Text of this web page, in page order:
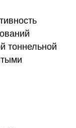
тоннельной